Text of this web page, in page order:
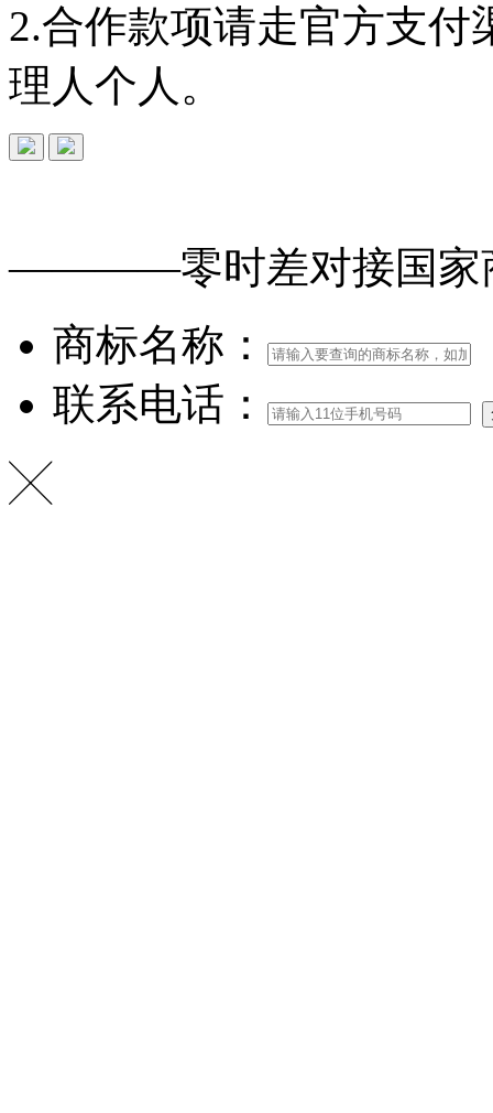
2.合作款项请走官方支
理人个人。
————零时差对接国
商标名称：
联系电话：
╳